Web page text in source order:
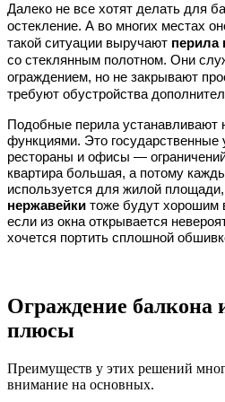
Далеко не все хотят делать для
остекление. А во многих местах
такой ситуации выручают перила
со стеклянным полотном. Они
ограждением, но не закрывают
требуют обустройства
Подобные перила устанавливают
функциями. Это государственные
рестораны и офисы —
квартира большая, а потому
используется для жилой площади,
нержавейки тоже будут хорошим
если из окна открывается
хочется портить сплошной
Ограждение балкона
плюсы
Преимуществ у этих решений
внимание на основных.